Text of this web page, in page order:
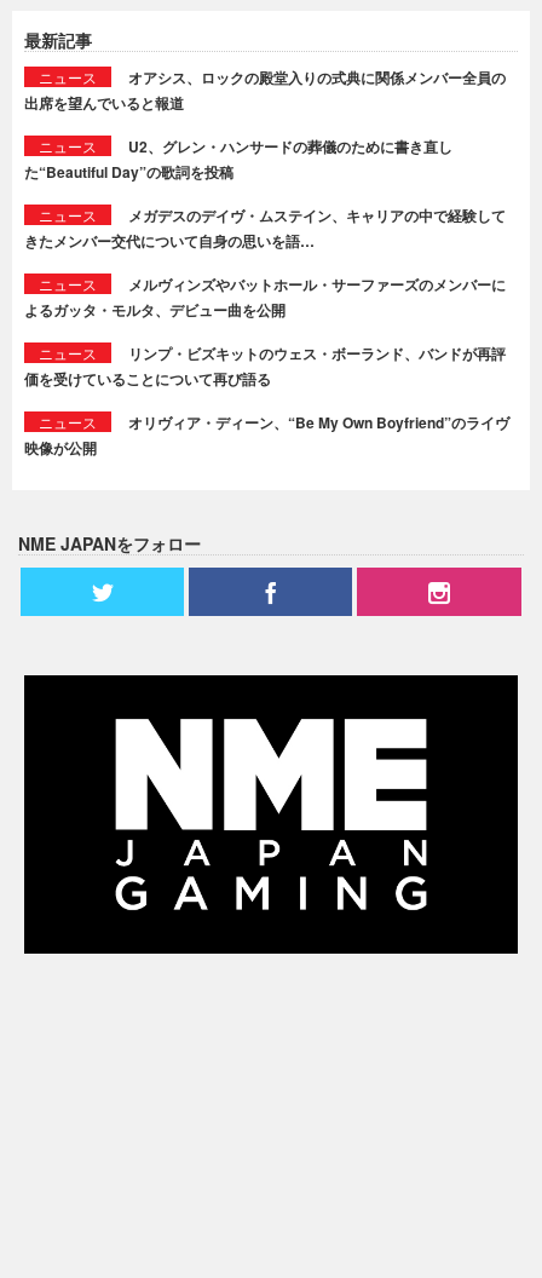
最新記事
ニュース
オアシス、ロックの殿堂入りの式典に関係メンバー全員の
出席を望んでいると報道
ニュース
U2、グレン・ハンサードの葬儀のために書き直し
た“Beautiful Day”の歌詞を投稿
ニュース
メガデスのデイヴ・ムステイン、キャリアの中で経験して
きたメンバー交代について自身の思いを語…
ニュース
メルヴィンズやバットホール・サーファーズのメンバーに
よるガッタ・モルタ、デビュー曲を公開
ニュース
リンプ・ビズキットのウェス・ボーランド、バンドが再評
価を受けていることについて再び語る
ニュース
オリヴィア・ディーン、“Be My Own Boyfriend”のライヴ
映像が公開
NME JAPANをフォロー